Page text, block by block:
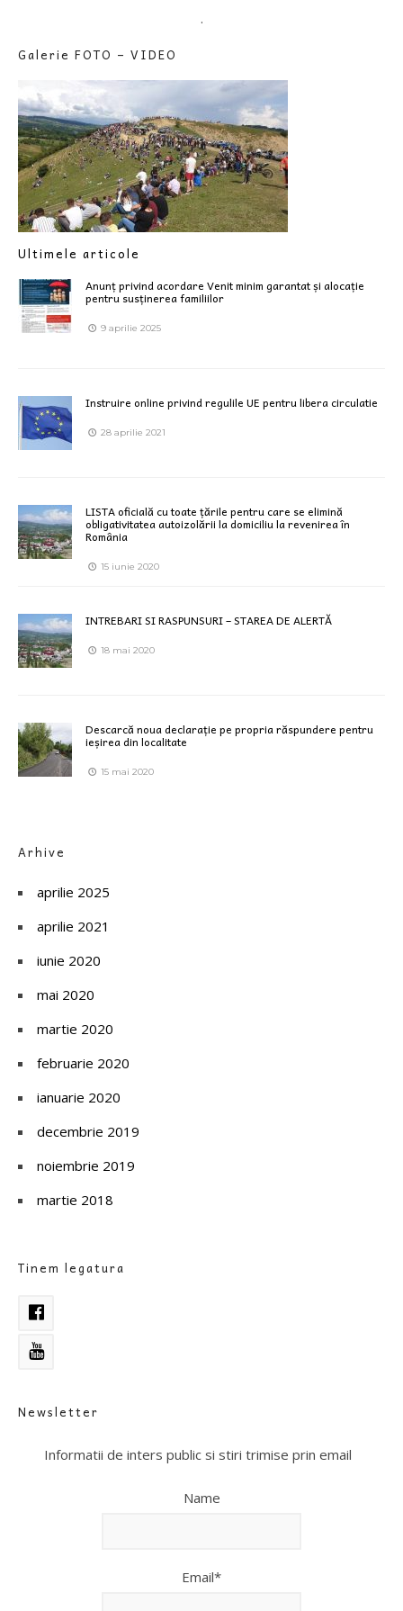
.
Galerie FOTO – VIDEO
Ultimele articole
Anunț privind acordare Venit minim garantat și alocație
pentru susținerea familiilor
9 aprilie 2025
Instruire online privind regulile UE pentru libera circulatie
28 aprilie 2021
LISTA oficială cu toate țările pentru care se elimină
obligativitatea autoizolării la domiciliu la revenirea în
România
15 iunie 2020
INTREBARI SI RASPUNSURI – STAREA DE ALERTĂ
18 mai 2020
Descarcă noua declarație pe propria răspundere pentru
ieșirea din localitate
15 mai 2020
Arhive
aprilie 2025
aprilie 2021
iunie 2020
mai 2020
martie 2020
februarie 2020
ianuarie 2020
decembrie 2019
noiembrie 2019
martie 2018
Tinem legatura
Newsletter
Informatii de inters public si stiri trimise prin email
Name
Email*